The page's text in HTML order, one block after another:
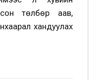
төлбөр аав,
хандуулах